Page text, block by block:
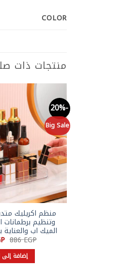
COLOR
منتجات ذات
-20%
Big Sale
وتنظيم برطمانات
الميك اب والعناية
886EGP
إضافة إلى